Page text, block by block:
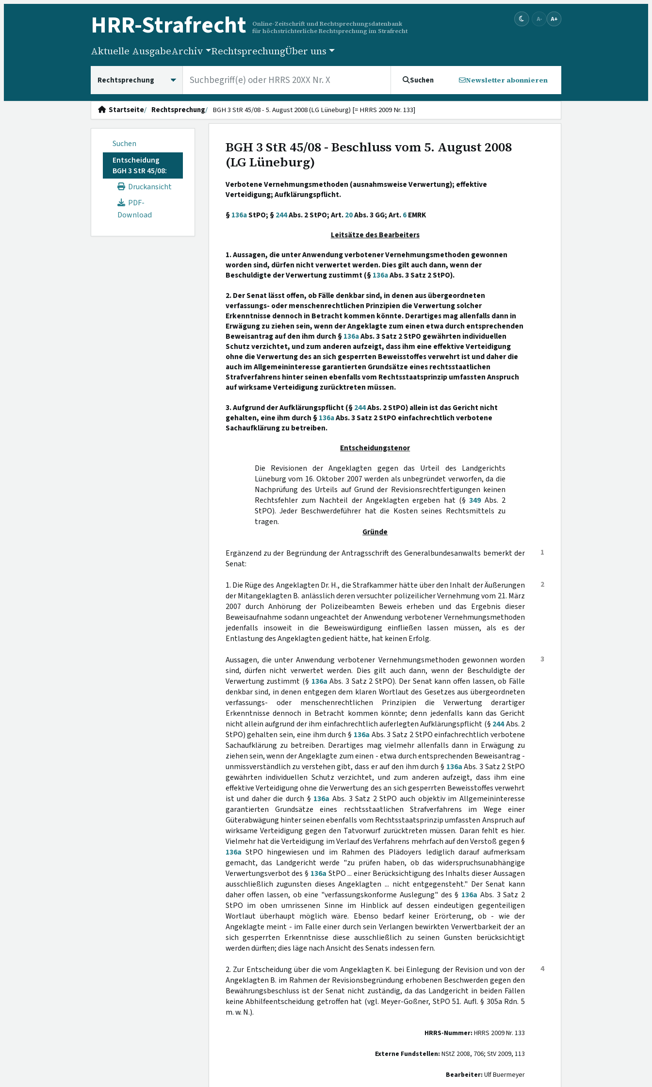
HRR-Strafrecht
Online-Zeitschrift und Rechtsprechungsdatenbank
für höchstrichterliche Rechtsprechung im Strafrecht
A- A+
Aktuelle AusgabeArchiv RechtsprechungÜber uns
Suchen Newsletter abonnieren
Startseite Rechtsprechung BGH 3 StR 45/08 - 5. August 2008 (LG Lüneburg) [= HRRS 2009 Nr. 133]
Suchen
Entscheidung
BGH 3 StR 45/08:
Druckansicht
PDF-
Download
BGH 3 StR 45/08 - Beschluss vom 5. August 2008
(LG Lüneburg)
Verbotene Vernehmungsmethoden (ausnahmsweise Verwertung); effektive
Verteidigung; Aufklärungspflicht.
§136aStPO; §244Abs. 2 StPO; Art.20Abs. 3 GG; Art.6EMRK
Leitsätze des Bearbeiters
1. Aussagen, die unter Anwendung verbotener Vernehmungsmethoden gewonnen
worden sind, dürfen nicht verwertet werden. Dies gilt auch dann, wenn der
Beschuldigte der Verwertung zustimmt (§136aAbs. 3 Satz 2 StPO).
2. Der Senat lässt offen, ob Fälle denkbar sind, in denen aus übergeordneten
verfassungs- oder menschenrechtlichen Prinzipien die Verwertung solcher
Erkenntnisse dennoch in Betracht kommen könnte. Derartiges mag allenfalls dann in
Erwägung zu ziehen sein, wenn der Angeklagte zum einen etwa durch entsprechenden
Beweisantrag auf den ihm durch §136aAbs. 3 Satz 2 StPO gewährten individuellen
Schutz verzichtet, und zum anderen aufzeigt, dass ihm eine effektive Verteidigung
ohne die Verwertung des an sich gesperrten Beweisstoffes verwehrt ist und daher die
auch im Allgemeininteresse garantierten Grundsätze eines rechtsstaatlichen
Strafverfahrens hinter seinen ebenfalls vom Rechtsstaatsprinzip umfassten Anspruch
auf wirksame Verteidigung zurücktreten müssen.
3. Aufgrund der Aufklärungspflicht (§244Abs. 2 StPO) allein ist das Gericht nicht
gehalten, eine ihm durch §136aAbs. 3 Satz 2 StPO einfachrechtlich verbotene
Sachaufklärung zu betreiben.
Entscheidungstenor
Die Revisionen der Angeklagten gegen das Urteil des Landgerichts
Lüneburg vom 16. Oktober 2007 werden als unbegründet verworfen, da die
Nachprüfung des Urteils auf Grund der Revisionsrechtfertigungen keinen
Rechtsfehler zum Nachteil der Angeklagten ergeben hat (§349Abs. 2
StPO). Jeder Beschwerdeführer hat die Kosten seines Rechtsmittels zu
tragen.
Gründe
1
Ergänzend zu der Begründung der Antragsschrift des Generalbundesanwalts bemerkt der
Senat:
2
1. Die Rüge des Angeklagten Dr. H., die Strafkammer hätte über den Inhalt der Äußerungen
der Mitangeklagten B. anlässlich deren versuchter polizeilicher Vernehmung vom 21. März
2007 durch Anhörung der Polizeibeamten Beweis erheben und das Ergebnis dieser
Beweisaufnahme sodann ungeachtet der Anwendung verbotener Vernehmungsmethoden
jedenfalls insoweit in die Beweiswürdigung einfließen lassen müssen, als es der
Entlastung des Angeklagten gedient hätte, hat keinen Erfolg.
3
Aussagen, die unter Anwendung verbotener Vernehmungsmethoden gewonnen worden
sind, dürfen nicht verwertet werden. Dies gilt auch dann, wenn der Beschuldigte der
Verwertung zustimmt (§ 136a Abs. 3 Satz 2 StPO). Der Senat kann offen lassen, ob Fälle
denkbar sind, in denen entgegen dem klaren Wortlaut des Gesetzes aus übergeordneten
verfassungs- oder menschenrechtlichen Prinzipien die Verwertung derartiger
Erkenntnisse dennoch in Betracht kommen könnte; denn jedenfalls kann das Gericht
nicht allein aufgrund der ihm einfachrechtlich auferlegten Aufklärungspflicht (§ 244Abs. 2
StPO) gehalten sein, eine ihm durch § 136a Abs. 3 Satz 2 StPO einfachrechtlich verbotene
Sachaufklärung zu betreiben. Derartiges mag vielmehr allenfalls dann in Erwägung zu
ziehen sein, wenn der Angeklagte zum einen - etwa durch entsprechenden Beweisantrag -
unmissverständlich zu verstehen gibt, dass er auf den ihm durch § 136aAbs. 3 Satz 2 StPO
gewährten individuellen Schutz verzichtet, und zum anderen aufzeigt, dass ihm eine
effektive Verteidigung ohne die Verwertung des an sich gesperrten Beweisstoffes verwehrt
ist und daher die durch § 136a Abs. 3 Satz 2 StPO auch objektiv im Allgemeininteresse
garantierten Grundsätze eines rechtsstaatlichen Strafverfahrens im Wege einer
Güterabwägung hinter seinen ebenfalls vom Rechtsstaatsprinzip umfassten Anspruch auf
wirksame Verteidigung gegen den Tatvorwurf zurücktreten müssen. Daran fehlt es hier.
Vielmehr hat die Verteidigung im Verlauf des Verfahrens mehrfach auf den Verstoß gegen §
136a StPO hingewiesen und im Rahmen des Plädoyers lediglich darauf aufmerksam
gemacht, das Landgericht werde "zu prüfen haben, ob das widerspruchsunabhängige
Verwertungsverbot des § 136a StPO ... einer Berücksichtigung des Inhalts dieser Aussagen
ausschließlich zugunsten dieses Angeklagten ... nicht entgegensteht." Der Senat kann
daher offen lassen, ob eine "verfassungskonforme Auslegung" des § 136a Abs. 3 Satz 2
StPO im oben umrissenen Sinne im Hinblick auf dessen eindeutigen gegenteiligen
Wortlaut überhaupt möglich wäre. Ebenso bedarf keiner Erörterung, ob - wie der
Angeklagte meint - im Falle einer durch sein Verlangen bewirkten Verwertbarkeit der an
sich gesperrten Erkenntnisse diese ausschließlich zu seinen Gunsten berücksichtigt
werden dürften; dies läge nach Ansicht des Senats indessen fern.
4
2. Zur Entscheidung über die vom Angeklagten K. bei Einlegung der Revision und von der
Angeklagten B. im Rahmen der Revisionsbegründung erhobenen Beschwerden gegen den
Bewährungsbeschluss ist der Senat nicht zuständig, da das Landgericht in beiden Fällen
keine Abhilfeentscheidung getroffen hat (vgl. Meyer-Goßner, StPO 51. Aufl. § 305a Rdn. 5
m. w. N.).
HRRS-Nummer: HRRS 2009 Nr. 133
Externe Fundstellen: NStZ 2008, 706; StV 2009, 113
Bearbeiter: Ulf Buermeyer